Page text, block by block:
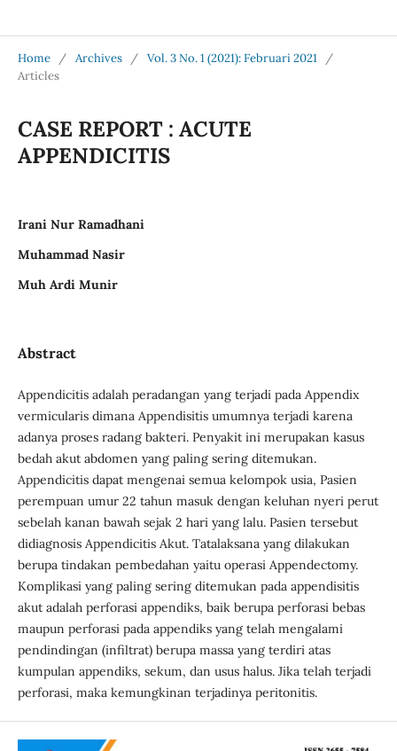
Home / Archives / Vol. 3 No. 1 (2021): Februari 2021
/
Articles
CASE REPORT : ACUTE
APPENDICITIS
Irani Nur Ramadhani
Muhammad Nasir
Muh Ardi Munir
Abstract
Appendicitis adalah peradangan yang terjadi pada Appendix
vermicularis dimana Appendisitis umumnya terjadi karena
adanya proses radang bakteri. Penyakit ini merupakan kasus
bedah akut abdomen yang paling sering ditemukan.
Appendicitis dapat mengenai semua kelompok usia, Pasien
perempuan umur 22 tahun masuk dengan keluhan nyeri perut
sebelah kanan bawah sejak 2 hari yang lalu. Pasien tersebut
didiagnosis Appendicitis Akut. Tatalaksana yang dilakukan
berupa tindakan pembedahan yaitu operasi Appendectomy.
Komplikasi yang paling sering ditemukan pada appendisitis
akut adalah perforasi appendiks, baik berupa perforasi bebas
maupun perforasi pada appendiks yang telah mengalami
pendindingan (infiltrat) berupa massa yang terdiri atas
kumpulan appendiks, sekum, dan usus halus. Jika telah terjadi
perforasi, maka kemungkinan terjadinya peritonitis.